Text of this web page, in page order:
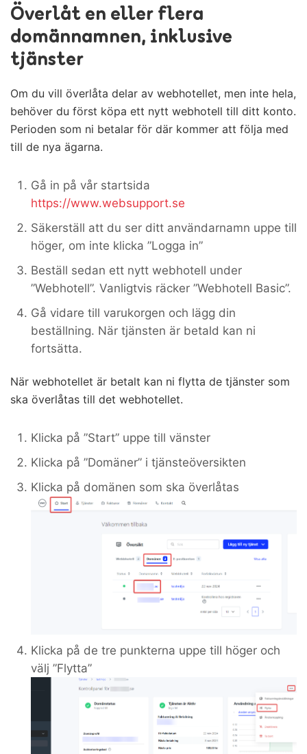
Överlåt en eller flera
domännamnen, inklusive
tjänster
Om du vill överlåta delar av webhotellet, men inte hela,
behöver du först köpa ett nytt webhotell till ditt konto.
Perioden som ni betalar för där kommer att följa med
till de nya ägarna.
Gå in på vår startsida
https://www.websupport.se
Säkerställ att du ser ditt användarnamn uppe till
höger, om inte klicka ”Logga in”
Beställ sedan ett nytt webhotell under
”Webhotell”. Vanligtvis räcker ”Webhotell Basic”.
Gå vidare till varukorgen och lägg din
beställning. När tjänsten är betald kan ni
fortsätta.
När webhotellet är betalt kan ni flytta de tjänster som
ska överlåtas till det webhotellet.
Klicka på ”Start” uppe till vänster
Klicka på ”Domäner” i tjänsteöversikten
Klicka på domänen som ska överlåtas
Klicka på de tre punkterna uppe till höger och
välj ”Flytta”